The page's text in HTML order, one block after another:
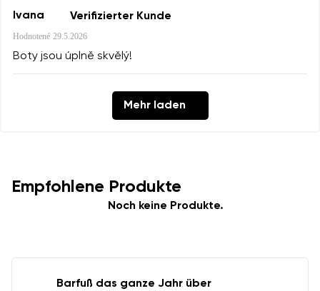
Ivana Verifizierter Kunde
Hodnotené 29.5.2026
Boty jsou úplně skvělý!
Mehr laden
Empfohlene Produkte
Noch keine Produkte.
Barfuß das ganze Jahr über